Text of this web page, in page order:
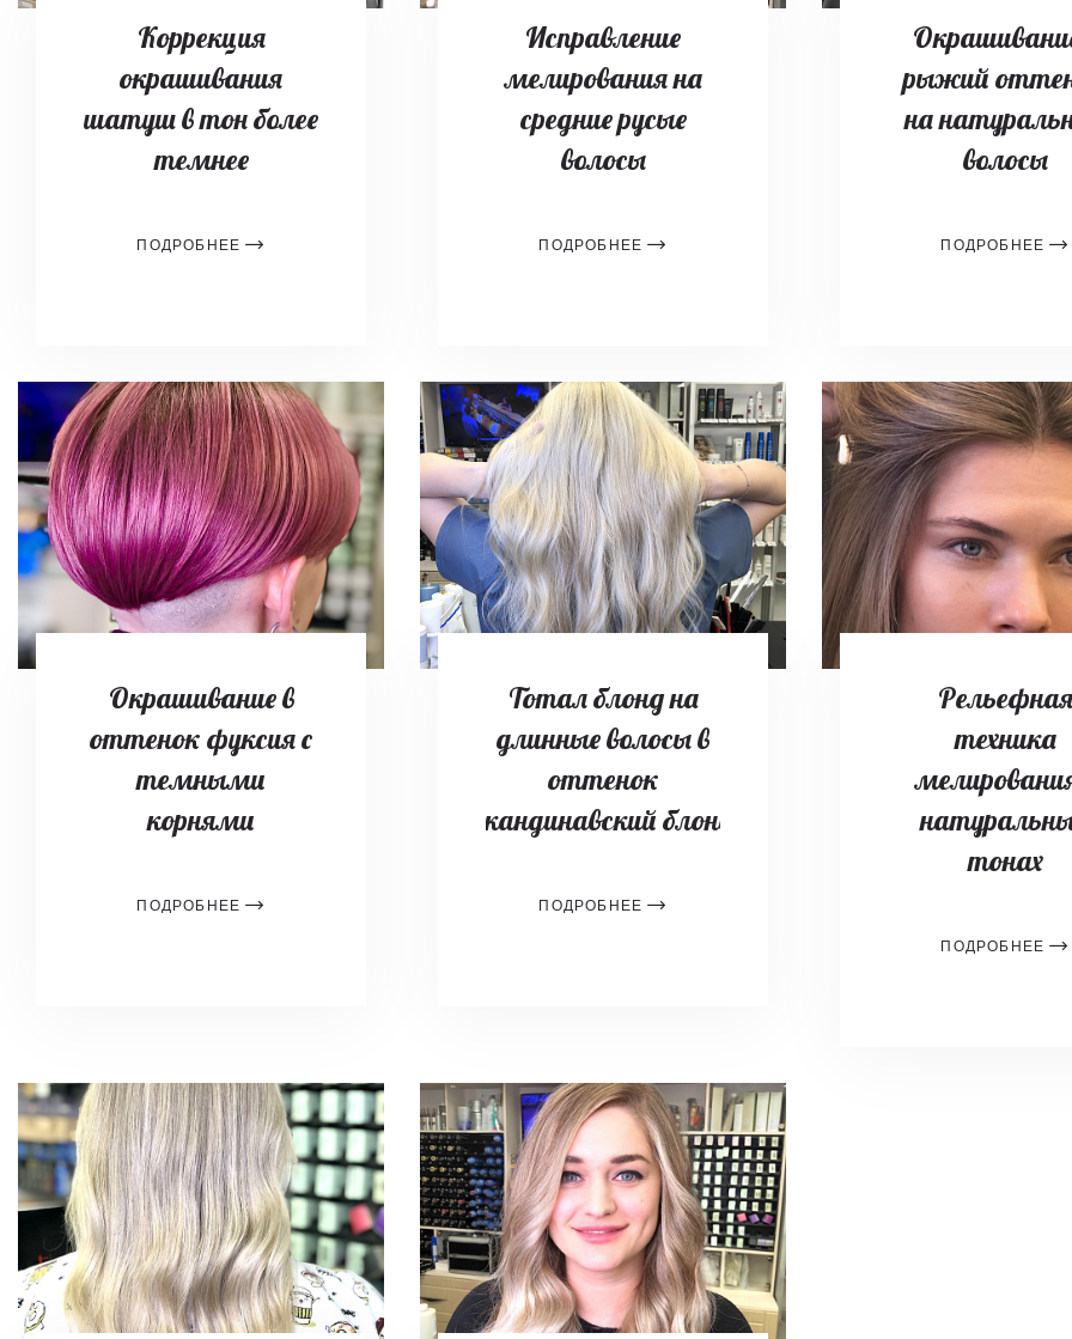
Коррекция
окрашивания
шатуш в тон более
темнее
ПОДРОБНЕЕ
Исправление
мелирования на
средние русые
волосы
ПОДРОБНЕЕ
рыжий
на
волосы
ПОДРОБНЕЕ
Окрашивание в
оттенок фуксия с
темными
корнями
ПОДРОБНЕЕ
Тотал блонд на
длинные волосы в
оттенок
скандинавский блонд
ПОДРОБНЕЕ
Рельефная
техника
тонах
ПОДРОБНЕЕ